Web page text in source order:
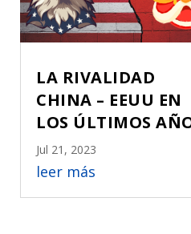
LA RIVALIDAD
CHINA – EEUU EN
LOS ÚLTIMOS
Jul 21, 2023
leer más